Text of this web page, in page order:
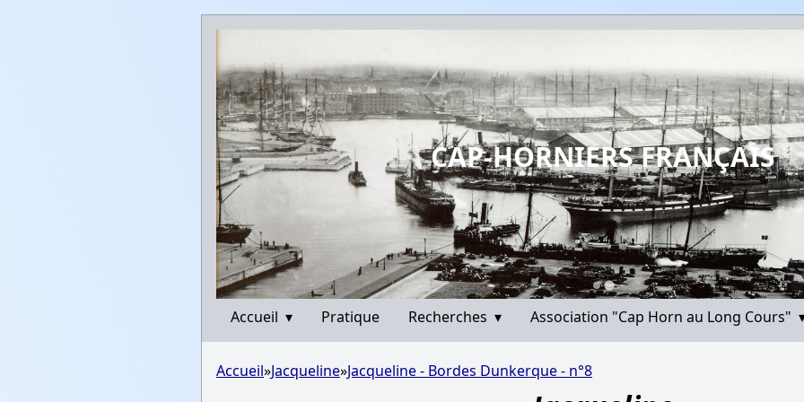
CAP-HORNIERS FRANÇAIS
Accueil ▾ Pratique Recherches ▾ Association "Cap Horn au Long Cours"
Accueil»Jacqueline»Jacqueline - Bordes Dunkerque - n°8